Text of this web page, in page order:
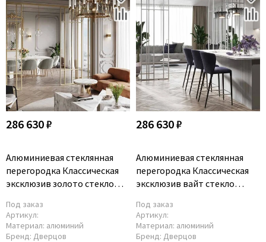
286 630 ₽
Алюминиевая стеклянная
перегородка Классическая
эксклюзив золото стекло
Под заказ
Артикул:
Материал: алюминий
Бренд: Дверцов
286 630 ₽
Алюминиевая стеклянная
перегородка Классическая
эксклюзив вайт стекло
Под заказ
Артикул:
Материал: алюминий
Бренд: Дверцов